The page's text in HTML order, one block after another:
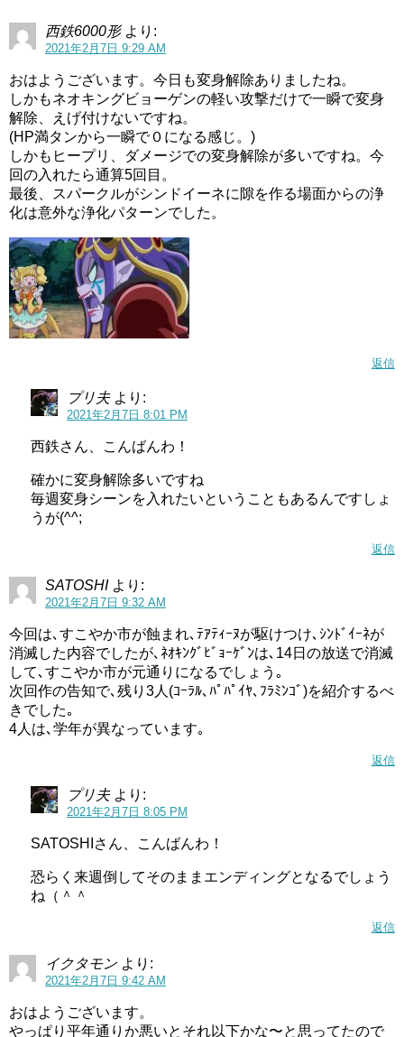
関連記事
西鉄6000形 より:
2021年2月7日 9:29 AM
おはようございます。今日も変身解除ありましたね。
しかもネオキングビョーゲンの軽い攻撃だけで一瞬で変身
解除、えげ付けないですね。
(HP満タンから一瞬で０になる感じ。)
しかもヒープリ、ダメージでの変身解除が多いですね。今
回の入れたら通算5回目。
最後、スパークルがシンドイーネに隙を作る場面からの浄
化は意外な浄化パターンでした。
返信
プリ夫 より:
2021年2月7日 8:01 PM
西鉄さん、こんばんわ！
確かに変身解除多いですね
毎週変身シーンを入れたいということもあるんですしょ
うが(^^;
返信
SATOSHI より:
2021年2月7日 9:32 AM
今回は､すこやか市が蝕まれ､ﾃｱﾃｨｰﾇが駆けつけ､ｼﾝﾄﾞｲｰﾈが
消滅した内容でしたが､ﾈｵｷﾝｸﾞﾋﾞｮｰｹﾞﾝは､14日の放送で消滅
して､すこやか市が元通りになるでしょう｡
次回作の告知で､残り3人(ｺｰﾗﾙ､ﾊﾟﾊﾟｲﾔ､ﾌﾗﾐﾝｺﾞ)を紹介するべ
きでした｡
4人は､学年が異なっています｡
返信
プリ夫 より:
2021年2月7日 8:05 PM
SATOSHIさん、こんばんわ！
恐らく来週倒してそのままエンディングとなるでしょう
ね（＾＾
返信
イクタモン より:
2021年2月7日 9:42 AM
おはようございます。
やっぱり平年通りか悪いとそれ以下かな〜と思ってたので